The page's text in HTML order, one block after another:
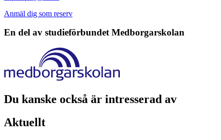
Anmäl dig som reserv
En del av studieförbundet Medborgarskolan
Du kanske också är intresserad av
Aktuellt